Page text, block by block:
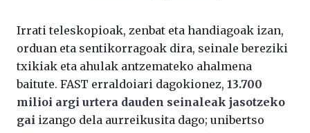
Irrati teleskopioak, zenbat eta handiagoak izan,
orduan eta sentikorragoak dira, seinale bereziki
txikiak eta ahulak antzemateko ahalmena
baitute. FAST erraldoiari dagokionez, 13.700
milioi argi urtera dauden seinaleak jasotzeko
gai izango dela aurreikusita dago; unibertso